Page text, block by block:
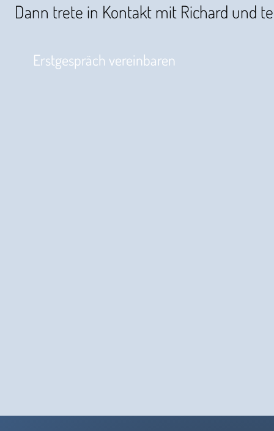
Dann trete in Kontakt mit Richard und
Erstgespräch vereinbaren